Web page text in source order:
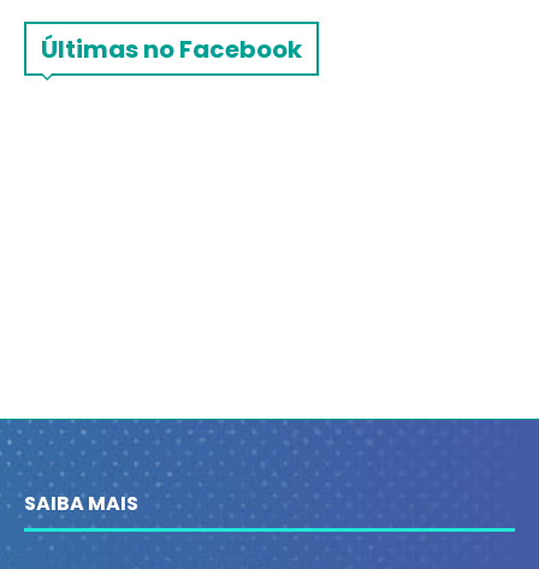
Últimas no Facebook
SAIBA MAIS